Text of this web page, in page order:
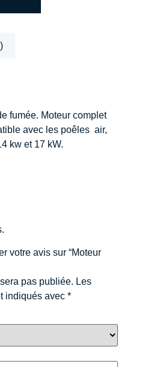
fumée. Moteur complet
avec les poêles air,
kw et 17 kW.
votre avis sur “Moteur
pas publiée. Les
indiqués avec *